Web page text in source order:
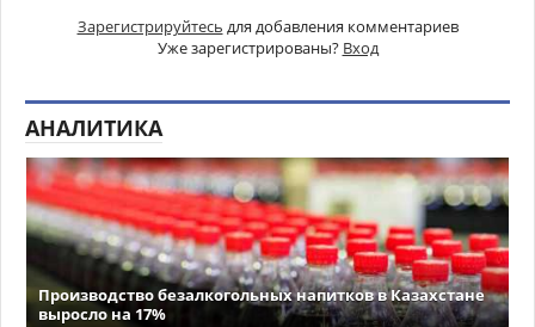
Зарегистрируйтесь для добавления комментариев
Уже зарегистрированы? Вход
АНАЛИТИКА
Производство безалкогольных напитков в Казахстане
выросло на 17%